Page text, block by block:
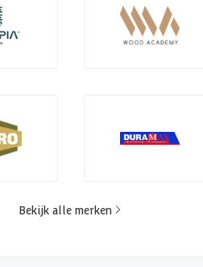
Bekijk alle merken